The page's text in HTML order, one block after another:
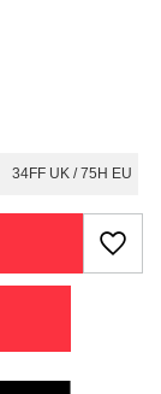
34FF UK / 75H EU